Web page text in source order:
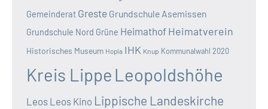
Gemeinderat Greste Grundschule Asemissen
Grundschule Nord Grüne Heimathof Heimatverein
Historisches Museum Hopla IHK Knup Kommunalwahl 2020
Kreis Lippe Leopoldshöhe
Leos Leos Kino Lippische Landeskirche